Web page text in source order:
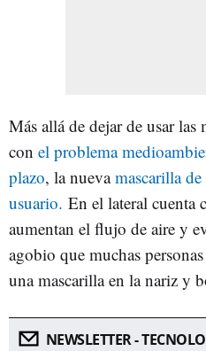
Más allá de dejar de usar las
con el problema
plazo, la nuevamascarilla
usuario. En el lateral cuenta
aumentan el flujo de aire y
agobio que muchas
una mascarilla en la nariz y
NEWSLETTER -